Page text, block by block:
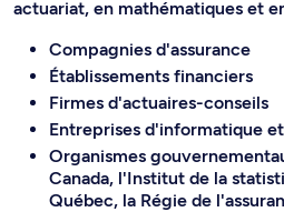
actuariat, en mathématiques et
Compagnies d'assurance
Établissements financiers
Firmes d'actuaires-conseils
Entreprises d'informatique
Organismes
Canada, l'Institut de la
Québec, la Régie de